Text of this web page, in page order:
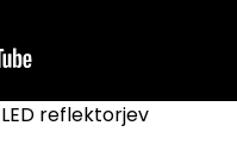
reflektorjev